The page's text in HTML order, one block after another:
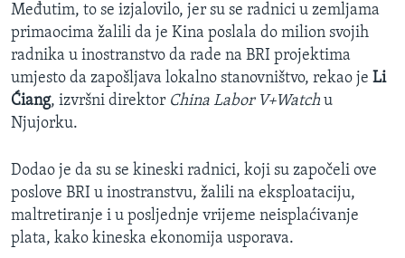
Međutim, to se izjalovilo, jer su se radnici u zemljama
primaocima žalili da je Kina poslala do milion svojih
radnika u inostranstvo da rade na BRI projektima
umjesto da zapošljava lokalno stanovništvo, rekao je Li
Ćiang, izvršni direktor China Labor V+Watch u
Njujorku.
Dodao je da su se kineski radnici, koji su započeli ove
poslove BRI u inostranstvu, žalili na eksploataciju,
maltretiranje i u posljednje vrijeme neisplaćivanje
plata, kako kineska ekonomija usporava.